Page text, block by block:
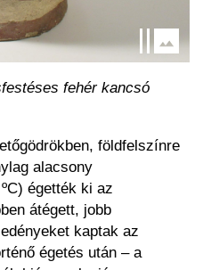
fehér kancsó
földfelszínre
alacsony
égették ki az
átégett, jobb
kaptak az
égetés után – a